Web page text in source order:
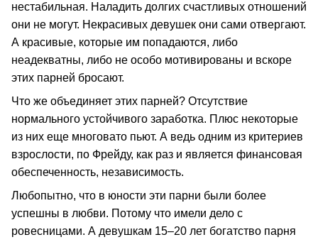
нестабильная. Наладить долгих счастливых отношений
они не могут. Некрасивых девушек они сами отвергают.
А красивые, которые им попадаются, либо
неадекватны, либо не особо мотивированы и вскоре
этих парней бросают.
Что же объединяет этих парней? Отсутствие
нормального устойчивого заработка. Плюс некоторые
из них еще многовато пьют. А ведь одним из критериев
взрослости, по Фрейду, как раз и является финансовая
обеспеченность, независимость.
Любопытно, что в юности эти парни были более
успешны в любви. Потому что имели дело с
ровесницами. А девушкам 15–20 лет богатство парня